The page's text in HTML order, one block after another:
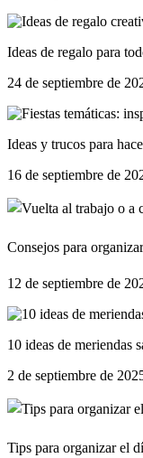
Ideas de regalo para
24 de septiembre de
Ideas y trucos para
16 de septiembre de
Consejos para
12 de septiembre de
10 ideas de meriendas
2 de septiembre de
Tips para organizar el